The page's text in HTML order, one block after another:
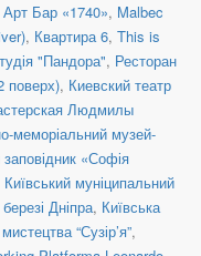
Арт Бар «1740», Malbec
, Квартира 6, This is
"Пандора", Ресторан
поверх), Киевский театр
Людмилы
меморіальний музей-
«Софія
Київський муніципальний
Дніпра, Київська
“Сузір’я”,